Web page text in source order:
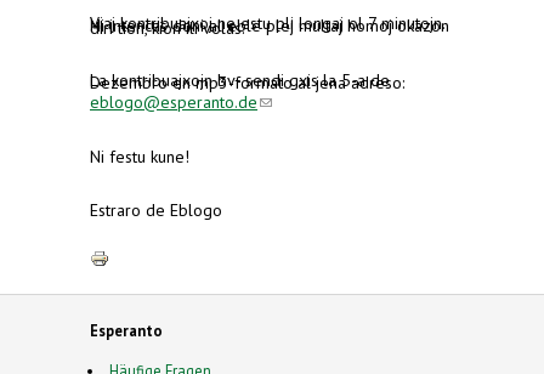
Viaj kontribuajxoj ne estu pli longaj ol 7 minutojn. Ni intencas doni al eble plej multaj homoj okazon diri tion, kion ili volas.
La kontribuajxojn bv- sendi gxis la 5-a de Dezembro en mp3-formato al jena adreso:
eblogo@esperanto.de(link sends e-mail)
Ni festu kune!
Estraro de Eblogo
Esperanto